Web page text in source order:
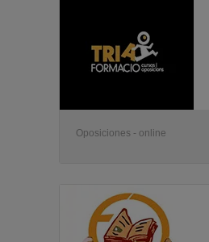
Oposiciones - online